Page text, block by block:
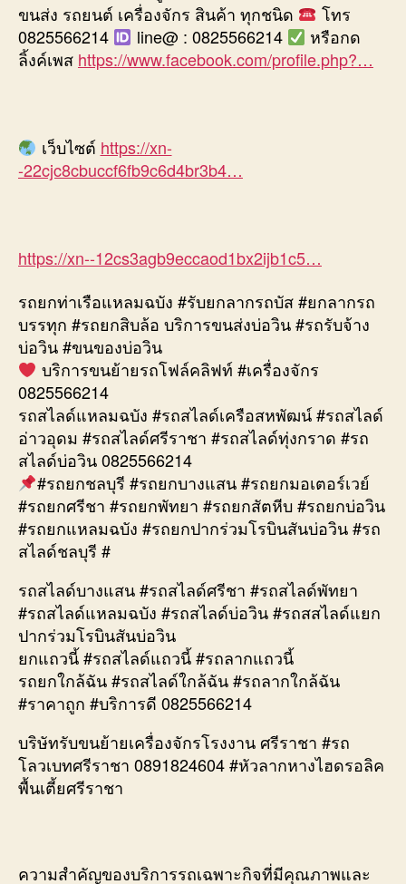
ขนส่ง รถยนต์ เครื่องจักร สินค้า ทุกชนิด
โทร
0825566214
line@ : 0825566214
หรือกด
ลิ้งค์เพส https://www.facebook.com/profile.php?…
เว็บไซต์ https://xn-
-22cjc8cbuccf6fb9c6d4br3b4…
https://xn--12cs3agb9eccaod1bx2ijb1c5…
รถยกท่าเรือแหลมฉบัง #รับยกลากรถบัส #ยกลากรถ
บรรทุก #รถยกสิบล้อ บริการขนส่งบ่อวิน #รถรับจ้าง
บ่อวิน #ขนของบ่อวิน
บริการขนย้ายรถโฟล์คลิฟท์ #เครื่องจักร
0825566214
รถสไลด์แหลมฉบัง #รถสไลด์เครือสหพัฒน์ #รถสไลด์
อ่าวอุดม #รถสไลด์ศรีราชา #รถสไลด์ทุ่งกราด #รถ
สไลด์บ่อวิน 0825566214
#รถยกชลบุรี #รถยกบางแสน #รถยกมอเตอร์เวย์
#รถยกศรีชา #รถยกพัทยา #รถยกสัตหีบ #รถยกบ่อวิน
#รถยกแหลมฉบัง #รถยกปากร่วมโรบินสันบ่อวิน #รถ
สไลด์ชลบุรี #
รถสไลด์บางแสน #รถสไลด์ศรีชา #รถสไลด์พัทยา
#รถสไลด์แหลมฉบัง #รถสไลด์บ่อวิน #รถสสไลด์แยก
ปากร่วมโรบินสันบ่อวิน
ยกแถวนี้ #รถสไลด์แถวนี้ #รถลากแถวนี้
รถยกใกล้ฉัน #รถสไลด์ใกล้ฉัน #รถลากใกล้ฉัน
#ราคาถูก #บริการดี 0825566214
บริษัทรับขนย้ายเครื่องจักรโรงงาน ศรีราชา #รถ
โลวเบทศรีราชา 0891824604 #หัวลากหางไฮดรอลิค
พื้นเตี้ยศรีราชา
ความสำคัญของบริการรถเฉพาะกิจที่มีคุณภาพและ